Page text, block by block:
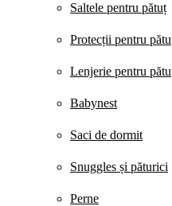
Saltele pentru pătuț
Protecții pentru
Lenjerie pentru
Babynest
Saci de dormit
Snuggles și păturici
Perne